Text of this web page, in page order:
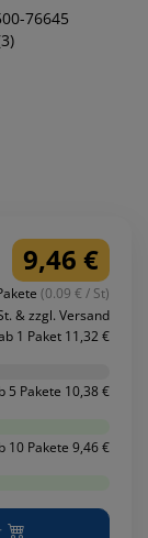
76645
9,46 €
(0.09 € / St)
& zzgl. Versand
1 Paket 11,32 €
5 Pakete 10,38 €
10 Pakete 9,46 €